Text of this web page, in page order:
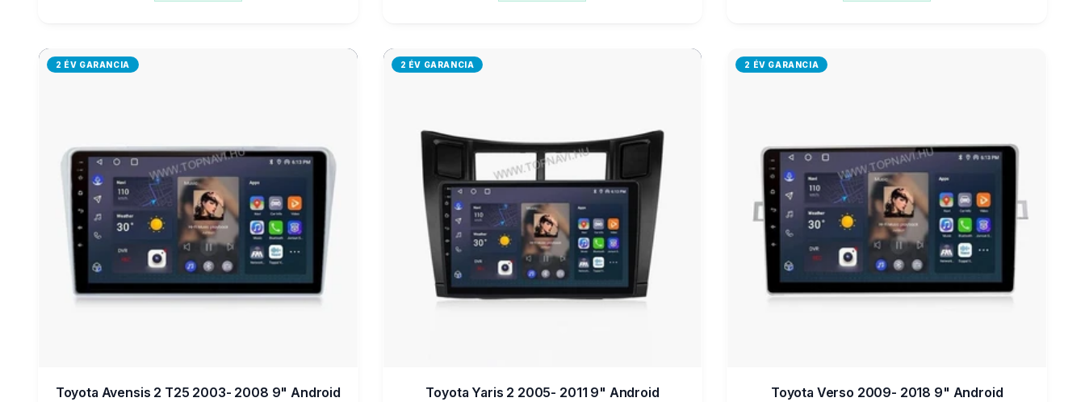
2 ÉV GARANCIA
Toyota Avensis 2 T25 2003- 2008 9" Android
2 ÉV GARANCIA
Toyota Yaris 2 2005- 2011 9" Android
2 ÉV GARANCIA
Toyota Verso 2009- 2018 9" Android